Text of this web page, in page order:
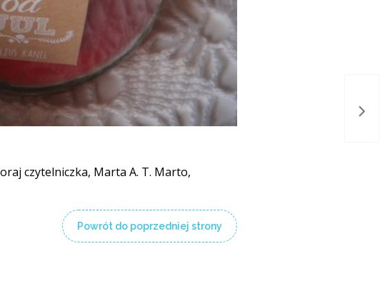
czytelniczka, Marta A. T. Marto,
Powrót do poprzedniej strony